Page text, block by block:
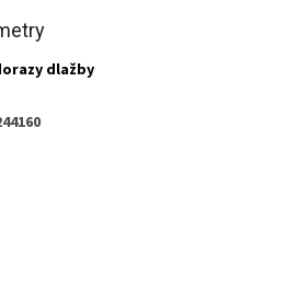
dlažby